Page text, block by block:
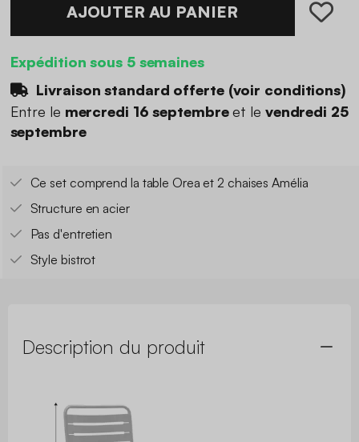
AJOUTER AU PANIER
Expédition sous 5 semaines
Livraison standard offerte (voir conditions)
Entre le mercredi 16 septembreet le vendredi 25
septembre
Ce set comprend la table Orea et 2 chaises Amélia
Structure en acier
Pas d'entretien
Style bistrot
Description du produit